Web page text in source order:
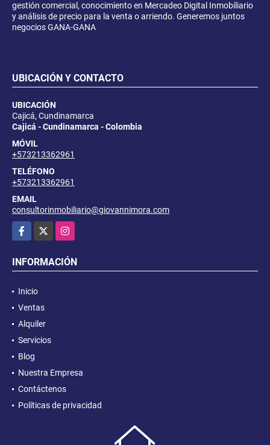
gestión comercial, conocimiento en Mercadeo Digital Inmobiliario
y análisis de precio para la venta o arriendo. Generemos juntos
negocios GANA-GANA
UBICACIÓN Y CONTACTO
UBICACIÓN
Cajicá, Cundinamarca
Cajicá - Cundinamarca - Colombia
MÓVIL
+573213362961
TELÉFONO
+573213362961
EMAIL
consultorinmobiliario@giovannimora.com
Facebook
Instagram
INFORMACIÓN
Inicio
Ventas
Alquiler
Servicios
Blog
Nuestra Empresa
Contáctenos
Políticas de privacidad